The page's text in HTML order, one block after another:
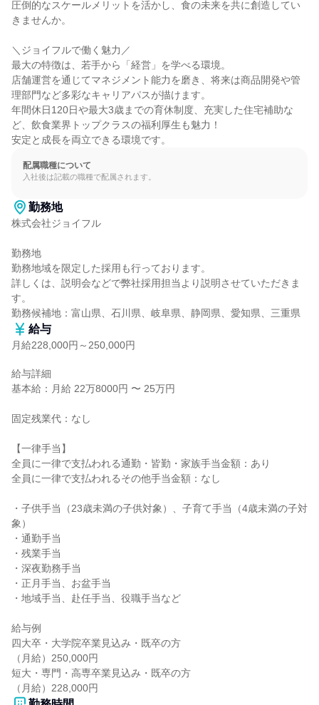
圧倒的なスケールメリットを活かし、食の未来を共に創造してい
きませんか。
＼ジョイフルで働く魅力／
最大の特徴は、若手から「経営」を学べる環境。
店舗運営を通じてマネジメント能力を磨き、将来は商品開発や管
理部門など多彩なキャリアパスが描けます。
年間休日120日や最大3歳までの育休制度、充実した住宅補助な
ど、飲食業界トップクラスの福利厚生も魅力！
安定と成長を両立できる環境です。
配属職種について
入社後は記載の職種で配属されます。
勤務地
株式会社ジョイフル
勤務地
勤務地域を限定した採用も行っております。
詳しくは、説明会などで弊社採用担当より説明させていただきま
す。
勤務候補地：富山県、石川県、岐阜県、静岡県、愛知県、三重県
給与
月給228,000円～250,000円
給与詳細
基本給：月給 22万8000円 〜 25万円
固定残業代：なし
【一律手当】
全員に一律で支払われる通勤・皆勤・家族手当金額：あり
全員に一律で支払われるその他手当金額：なし
・子供手当（23歳未満の子供対象）、子育て手当（4歳未満の子対
象）
・通勤手当
・残業手当
・深夜勤務手当
・正月手当、お盆手当
・地域手当、赴任手当、役職手当など
給与例
四大卒・大学院卒業見込み・既卒の方
（月給）250,000円
短大・専門・高専卒業見込み・既卒の方
（月給）228,000円